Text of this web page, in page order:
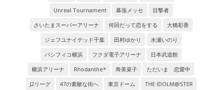
Unreal Tournament
幕張メッセ
目撃者
さいたまスーパーアリーナ
何回だって恋をする
大橋彩香
ジェフユナイテッド千葉
田村ゆかり
水瀬いのり
パシフィコ横浜
フクダ電子アリーナ
日本武道館
横浜アリーナ
Rhodanthe* 寿美菜子
ただいま 恋愛中
J2リーグ
47の素敵な街へ 東京ドーム
THE IDOLM@STER